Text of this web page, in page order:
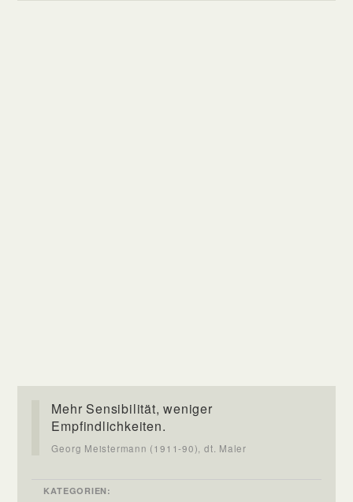
Mehr Sensibilität, weniger
Empfindlichkeiten.
Georg Meistermann (1911-90), dt. Maler
KATEGORIEN: